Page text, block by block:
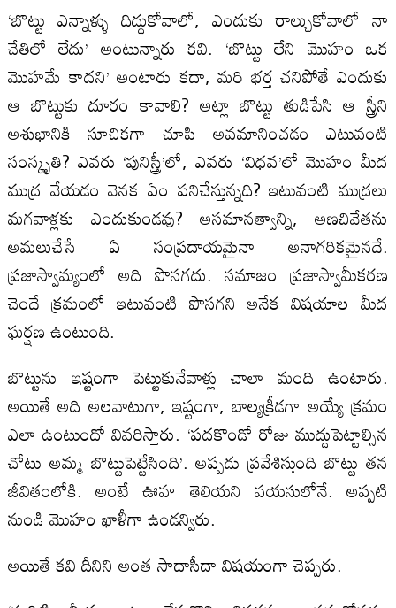
‘బొట్టు ఎన్నాళ్ళు దిద్దుకోవాలో, ఎందుకు రాల్చుకోవాలో నా
చేతిలో లేదు’ అంటున్నారు కవి. ‘బొట్టు లేని మొహం ఒక
మొహమే కాదని’ అంటారు కదా, మరి భర్త చనిపోతే ఎందుకు
ఆ బొట్టుకు దూరం కావాలి? అట్లా బొట్టు తుడిపేసి ఆ స్త్రీని
అశుభానికి సూచికగా చూపి అవమానించడం ఎటువంటి
సంస్కృతి? ఎవరు ‘పునిస్త్రీ’లో, ఎవరు ‘విధవ’లో మొహం మీద
ముద్ర వేయడం వెనక ఏం పనిచేస్తున్నది? ఇటువంటి ముద్రలు
మగవాళ్లకు ఎందుకుండవు? అసమానత్వాన్ని, అణచివేతను
అమలుచేసే ఏ సంప్రదాయమైనా అనాగరికమైనదే.
ప్రజాస్వామ్యంలో అది పొసగదు. సమాజం ప్రజాస్వామీకరణ
చెందే క్రమంలో ఇటువంటి పొసగని అనేక విషయాల మీద
ఘర్షణ ఉంటుంది.
బొట్టును ఇష్టంగా పెట్టుకునేవాళ్లు చాలా మంది ఉంటారు.
అయితే అది అలవాటుగా, ఇష్టంగా, బాల్యక్రీడగా అయ్యే క్రమం
ఎలా ఉంటుందో వివరిస్తారు. ‘పదకొండో రోజు ముద్దుపెట్టాల్సిన
చోటు అమ్మ బొట్టుపెట్టేసింది’. అప్పడు ప్రవేశిస్తుంది బొట్టు తన
జీవితంలోకి. అంటే ఊహ తెలియని వయసులోనే. అప్పటి
నుండి మొహం ఖాళీగా ఉండన్విరు.
అయితే కవి దీనిని అంత సాదాసీదా విషయంగా చెప్పరు.